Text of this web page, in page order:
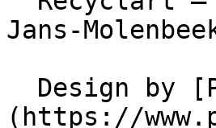
Jans-
(https://